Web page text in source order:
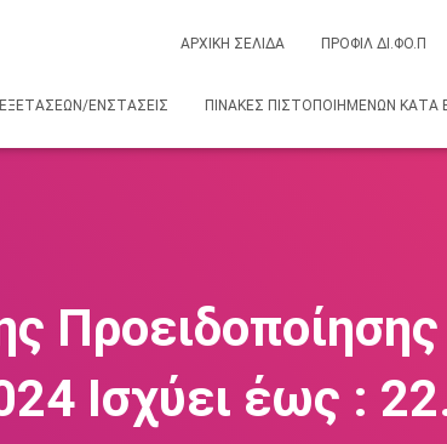
ΑΡΧΙΚΗ ΣΕΛΙΔΑ ΠΡΟΦΙΛ ΔΙ.ΦΟ.Π
ΕΝΣΤΑΣΕΙΣ ΠΊΝΑΚΕΣ ΠΙΣΤΟΠΟΙΗΜΈΝΩΝ ΚΑΤΆ
Ισχύει έως :